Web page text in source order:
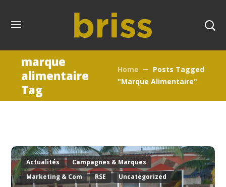
marque
alimentaire
Tag
Home
Posts Tagged
"marque Alimentaire"
Actualités
Campagnes & Marques
Marketing & Com
RSE Uncategorized